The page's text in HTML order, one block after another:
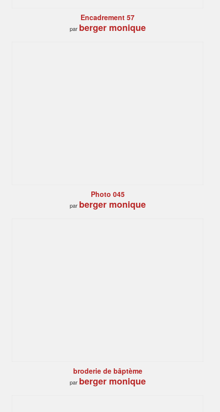
Encadrement 57
par berger monique
Photo 045
par berger monique
broderie de bâptème
par berger monique